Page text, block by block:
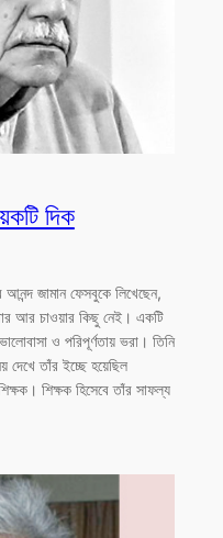
দিক
জামান ফেসবুকে লিখেছেন,
আর চাওয়ার কিছু নেই। একটি
ও পরিপূর্ণতায় ভরা। তিনি
দেখে তাঁর ইচ্ছে হয়েছিল
শিক্ষক হিসেবে তাঁর সাফল্য